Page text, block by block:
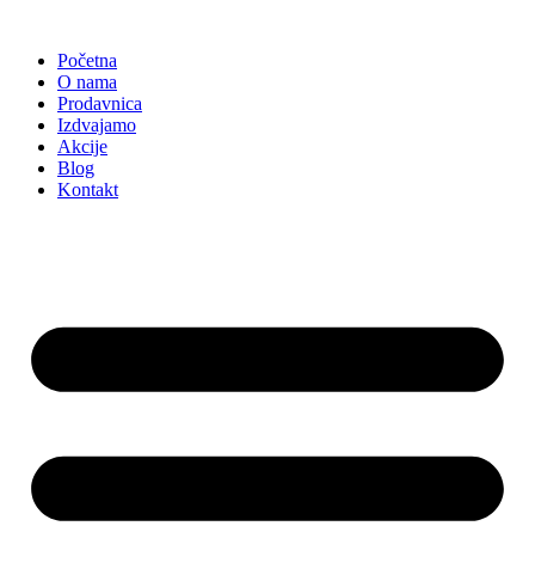
sadržajPočetna
O nama
Prodavnica
Izdvajamo
Akcije
Blog
Kontakt